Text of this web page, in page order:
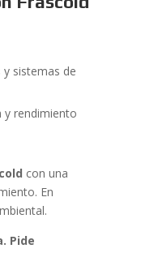
sistemas de
y rendimiento
con una
En
Pide